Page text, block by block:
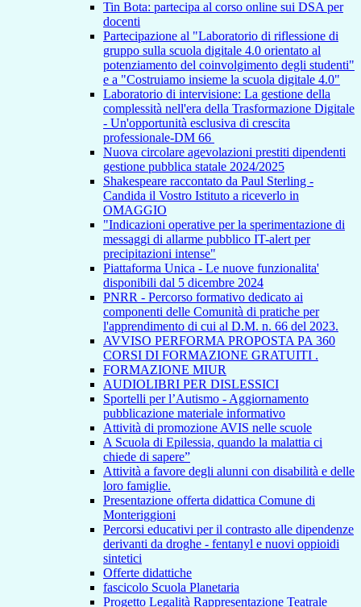
Tin Bota: partecipa al corso online sui DSA per
docenti
Partecipazione al "Laboratorio di riflessione di
gruppo sulla scuola digitale 4.0 orientato al
potenziamento del coinvolgimento degli studenti"
e a "Costruiamo insieme la scuola digitale 4.0"
Laboratorio di intervisione: La gestione della
complessità nell'era della Trasformazione Digitale
- Un'opportunità esclusiva di crescita
professionale-DM 66
Nuova circolare agevolazioni prestiti dipendenti
gestione pubblica statale 2024/2025
Shakespeare raccontato da Paul Sterling -
Candida il Vostro Istituto a riceverlo in
OMAGGIO
"Indicazioni operative per la sperimentazione di
messaggi di allarme pubblico IT-alert per
precipitazioni intense"
Piattaforma Unica - Le nuove funzionalita'
disponibili dal 5 dicembre 2024
PNRR - Percorso formativo dedicato ai
componenti delle Comunità di pratiche per
l'apprendimento di cui al D.M. n. 66 del 2023.
AVVISO PERFORMA PROPOSTA PA 360
CORSI DI FORMAZIONE GRATUITI .
FORMAZIONE MIUR
AUDIOLIBRI PER DISLESSICI
Sportelli per l’Autismo - Aggiornamento
pubblicazione materiale informativo
Attività di promozione AVIS nelle scuole
A Scuola di Epilessia, quando la malattia ci
chiede di sapere”
Attività a favore degli alunni con disabilità e delle
loro famiglie.
Presentazione offerta didattica Comune di
Monteriggioni
Percorsi educativi per il contrasto alle dipendenze
derivanti da droghe - fentanyl e nuovi oppioidi
sintetici
Offerte didattiche
fascicolo Scuola Planetaria
Progetto Legalità Rappresentazione Teatrale